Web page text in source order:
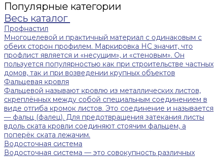
Популярные категории
Весь каталог
Профнастил
Многоцелевой и практичный материал с одинаковым с
обеих сторон профилем. Маркировка НС значит, что
профлист является и «несущим», и «стеновым». Он
пользуется популярностью как при строительстве частных
домов, так и при возведении крупных объектов
Фальцевая кровля
Фальцевой называют кровлю из металлических листов,
скреплённых между собой специальным соединением в
виде отгиба кромок листов. Это соединение и называется
— фальц (фалец). Для предотвращения затекания листы
вдоль ската кровли соединяют стоячим фальцем, а
поперёк ската лежачим.
Водосточная система
Водосточная система — это совокупность различных